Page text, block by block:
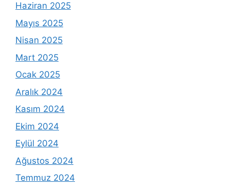
Haziran 2025
Mayıs 2025
Nisan 2025
Mart 2025
Ocak 2025
Aralık 2024
Kasım 2024
Ekim 2024
Eylül 2024
Ağustos 2024
Temmuz 2024